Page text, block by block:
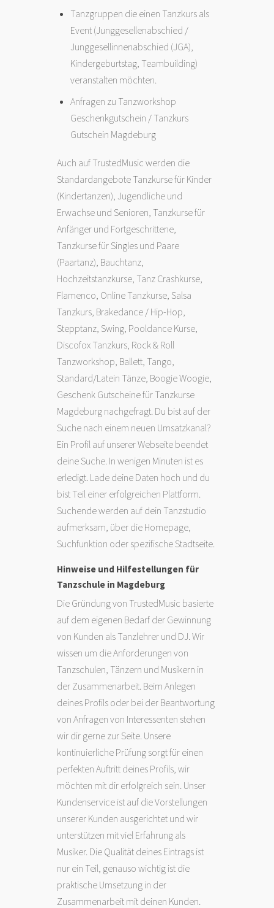
Tanzgruppen die einen Tanzkurs als
Event (Junggesellenabschied /
Junggesellinnenabschied (JGA),
Kindergeburtstag, Teambuilding)
veranstalten möchten.
Anfragen zu Tanzworkshop
Geschenkgutschein / Tanzkurs
Gutschein Magdeburg
Auch auf TrustedMusic werden die
Standardangebote Tanzkurse für Kinder
(Kindertanzen), Jugendliche und
Erwachse und Senioren, Tanzkurse für
Anfänger und Fortgeschrittene,
Tanzkurse für Singles und Paare
(Paartanz), Bauchtanz,
Hochzeitstanzkurse, Tanz Crashkurse,
Flamenco , Online Tanzkurse, Salsa
Tanzkurs, Brakedance / Hip-Hop
Stepptanz Swing , Pooldance Kurse,
Discofox Tanzkurs, Rock & Roll
Tanzworkshop, Ballett Tango
Standard/Latein Tänze, Boogie Woogie
Geschenk Gutscheine für Tanzkurse
Magdeburg nachgefragt. Du bist auf der
Suche nach einem neuen Umsatzkanal?
Ein Profil auf unserer Webseite beendet
deine Suche. In wenigen Minuten ist es
erledigt. Lade deine Daten hoch und du
bist Teil einer erfolgreichen Plattform.
Suchende werden auf dein Tanzstudio
aufmerksam, über die Homepage,
Suchfunktion oder spezifische Stadtseite.
Hinweise und Hilfestellungen für
Tanzschule in Magdeburg
Die Gründung von TrustedMusic basierte
auf dem eigenen Bedarf der Gewinnung
von Kunden als Tanzlehrer und DJ. Wir
wissen um die Anforderungen von
Tanzschulen, Tänzern und Musikern in
der Zusammenarbeit. Beim Anlegen
deines Profils oder bei der Beantwortung
von Anfragen von Interessenten stehen
wir dir gerne zur Seite. Unsere
kontinuierliche Prüfung sorgt für einen
perfekten Auftritt deines Profils, wir
möchten mit dir erfolgreich sein. Unser
Kundenservice ist auf die Vorstellungen
unserer Kunden ausgerichtet und wir
unterstützen mit viel Erfahrung als
Musiker. Die Qualität deines Eintrags ist
nur ein Teil, genauso wichtig ist die
praktische Umsetzung in der
Zusammenarbeit mit deinen Kunden.